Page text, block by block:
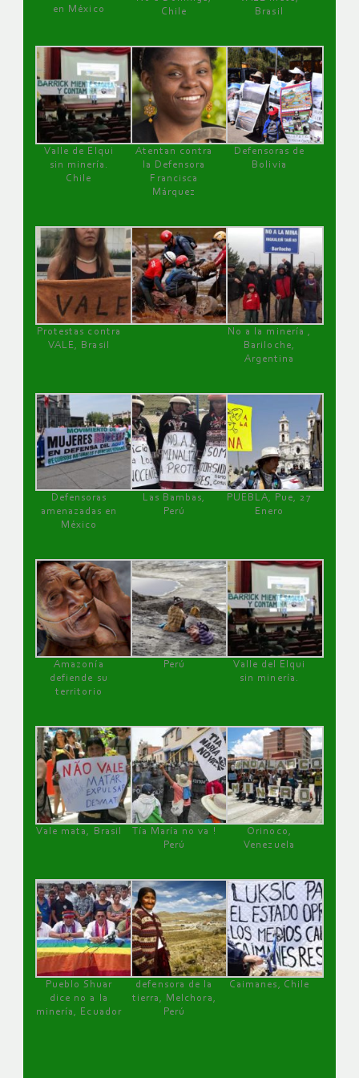
en México
Chile
Brasil
Valle de Elqui
sin minería.
Chile
Atentan contra
la Defensora
Francisca
Márquez
Defensoras de
Bolivia
Protestas contra
VALE, Brasil
No a la minería ,
Bariloche,
Argentina
Defensoras
amenazadas en
México
Las Bambas,
Perú
PUEBLA, Pue, 27
Enero
Amazonía
defiende su
territorio
Perú
Valle del Elqui
sin minería.
Vale mata, Brasil
Tía María no va !
Perú
Orinoco,
Venezuela
Pueblo Shuar
dice no a la
minería, Ecuador
defensora de la
tierra, Melchora,
Perú
Caimanes, Chile